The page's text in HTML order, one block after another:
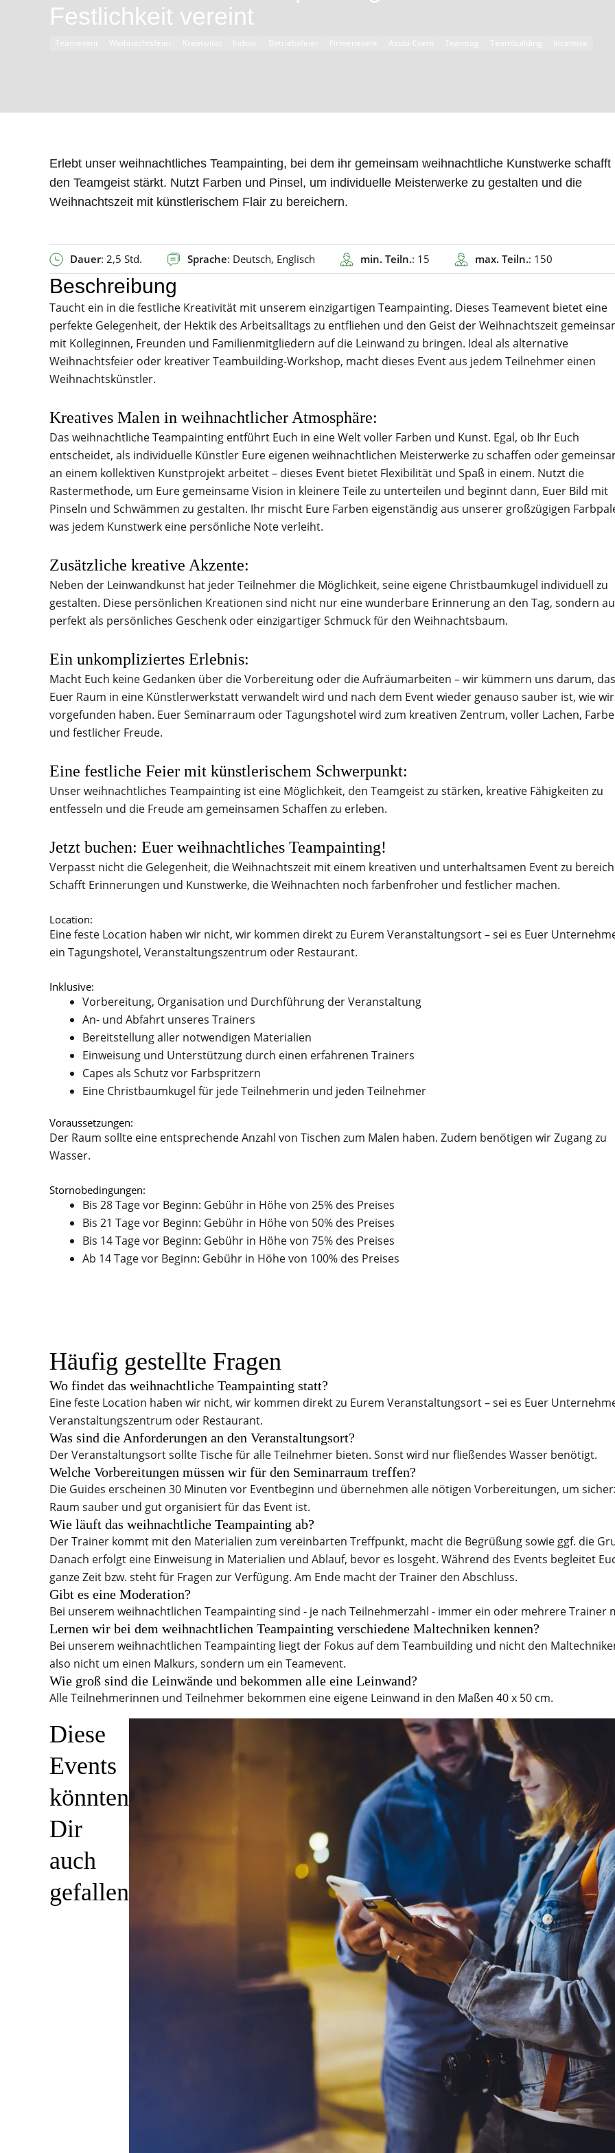
Festlichkeit vereint
Teamevent Weihnachtsfeier Kreativität Indoor Betriebsfeier Firmenevent Azubi-Event Teamtag Teambuilding Incentive
Erlebt unser weihnachtliches Teampainting, bei dem ihr gemeinsam weihnachtliche Kunstwerke schafft
den Teamgeist stärkt. Nutzt Farben und Pinsel, um individuelle Meisterwerke zu gestalten und die
Weihnachtszeit mit künstlerischem Flair zu bereichern.
Dauer: 2,5 Std. Sprache: Deutsch, Englisch min. Teiln.: 15 max. Teiln.: 150
Beschreibung
Taucht ein in die festliche Kreativität mit unserem einzigartigen Teampainting. Dieses Teamevent bietet eine
perfekte Gelegenheit, der Hektik des Arbeitsalltags zu entfliehen und den Geist der Weihnachtszeit
mit Kolleginnen, Freunden und Familienmitgliedern auf die Leinwand zu bringen. Ideal als alternative
Weihnachtsfeier oder kreativer Teambuilding-Workshop, macht dieses Event aus jedem Teilnehmer einen
Weihnachtskünstler.
Kreatives Malen in weihnachtlicher Atmosphäre:
Das weihnachtliche Teampainting entführt Euch in eine Welt voller Farben und Kunst. Egal, ob Ihr Euch
entscheidet, als individuelle Künstler Eure eigenen weihnachtlichen Meisterwerke zu schaffen oder
an einem kollektiven Kunstprojekt arbeitet – dieses Event bietet Flexibilität und Spaß in einem. Nutzt die
Rastermethode, um Eure gemeinsame Vision in kleinere Teile zu unterteilen und beginnt dann, Euer Bild mit
Pinseln und Schwämmen zu gestalten. Ihr mischt Eure Farben eigenständig aus unserer großzügigen
was jedem Kunstwerk eine persönliche Note verleiht.
Zusätzliche kreative Akzente:
Neben der Leinwandkunst hat jeder Teilnehmer die Möglichkeit, seine eigene Christbaumkugel individuell zu
gestalten. Diese persönlichen Kreationen sind nicht nur eine wunderbare Erinnerung an den Tag, sondern
perfekt als persönliches Geschenk oder einzigartiger Schmuck für den Weihnachtsbaum.
Ein unkompliziertes Erlebnis:
Macht Euch keine Gedanken über die Vorbereitung oder die Aufräumarbeiten – wir kümmern uns darum,
Euer Raum in eine Künstlerwerkstatt verwandelt wird und nach dem Event wieder genauso sauber ist, wie
vorgefunden haben. Euer Seminarraum oder Tagungshotel wird zum kreativen Zentrum, voller Lachen,
und festlicher Freude.
Eine festliche Feier mit künstlerischem Schwerpunkt:
Unser weihnachtliches Teampainting ist eine Möglichkeit, den Teamgeist zu stärken, kreative Fähigkeiten zu
entfesseln und die Freude am gemeinsamen Schaffen zu erleben.
Jetzt buchen: Euer weihnachtliches Teampainting!
Verpasst nicht die Gelegenheit, die Weihnachtszeit mit einem kreativen und unterhaltsamen Event zu
Schafft Erinnerungen und Kunstwerke, die Weihnachten noch farbenfroher und festlicher machen.
Location:
Eine feste Location haben wir nicht, wir kommen direkt zu Eurem Veranstaltungsort – sei es Euer
ein Tagungshotel, Veranstaltungszentrum oder Restaurant.
Inklusive:
Vorbereitung, Organisation und Durchführung der Veranstaltung
An- und Abfahrt unseres Trainers
Bereitstellung aller notwendigen Materialien
Einweisung und Unterstützung durch einen erfahrenen Trainers
Capes als Schutz vor Farbspritzern
Eine Christbaumkugel für jede Teilnehmerin und jeden Teilnehmer
Voraussetzungen:
Der Raum sollte eine entsprechende Anzahl von Tischen zum Malen haben. Zudem benötigen wir Zugang zu
Wasser.
Stornobedingungen:
Bis 28 Tage vor Beginn: Gebühr in Höhe von 25% des Preises
Bis 21 Tage vor Beginn: Gebühr in Höhe von 50% des Preises
Bis 14 Tage vor Beginn: Gebühr in Höhe von 75% des Preises
Ab 14 Tage vor Beginn: Gebühr in Höhe von 100% des Preises
Häufig gestellte Fragen
Wo findet das weihnachtliche Teampainting statt?
Eine feste Location haben wir nicht, wir kommen direkt zu Eurem Veranstaltungsort – sei es Euer
Veranstaltungszentrum oder Restaurant.
Was sind die Anforderungen an den Veranstaltungsort?
Der Veranstaltungsort sollte Tische für alle Teilnehmer bieten. Sonst wird nur fließendes Wasser benötigt.
Welche Vorbereitungen müssen wir für den Seminarraum treffen?
Die Guides erscheinen 30 Minuten vor Eventbeginn und übernehmen alle nötigen Vorbereitungen, um
Raum sauber und gut organisiert für das Event ist.
Wie läuft das weihnachtliche Teampainting ab?
Der Trainer kommt mit den Materialien zum vereinbarten Treffpunkt, macht die Begrüßung sowie ggf. die
Danach erfolgt eine Einweisung in Materialien und Ablauf, bevor es losgeht. Während des Events begleitet
ganze Zeit bzw. steht für Fragen zur Verfügung. Am Ende macht der Trainer den Abschluss.
Gibt es eine Moderation?
Bei unserem weihnachtlichen Teampainting sind - je nach Teilnehmerzahl - immer ein oder mehrere Trainer
Lernen wir bei dem weihnachtlichen Teampainting verschiedene Maltechniken kennen?
Bei unserem weihnachtlichen Teampainting liegt der Fokus auf dem Teambuilding und nicht den
also nicht um einen Malkurs, sondern um ein Teamevent.
Wie groß sind die Leinwände und bekommen alle eine Leinwand?
Alle Teilnehmerinnen und Teilnehmer bekommen eine eigene Leinwand in den Maßen 40 x 50 cm.
Diese
Events
könnten
Dir
auch
gefallen